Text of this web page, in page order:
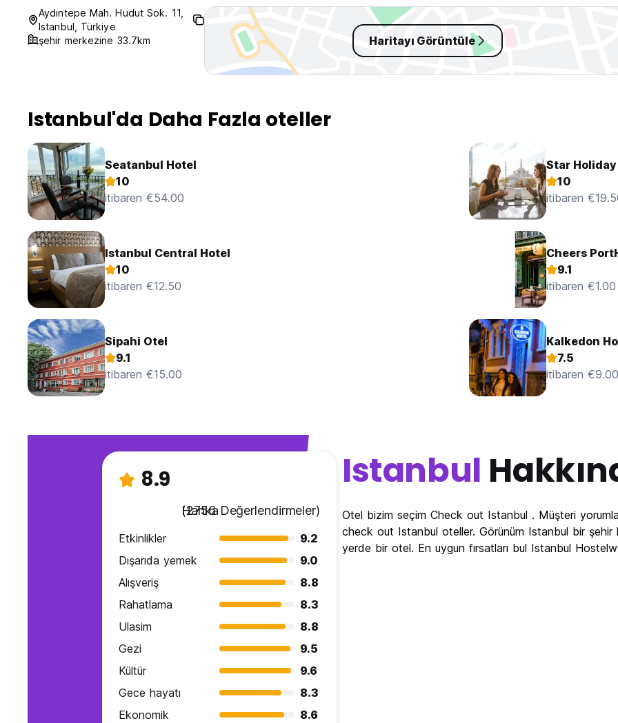
Breakfast not included.
General:
24 hour Reception.
Aydıntepe Mah. Hudut Sok. 11,
Istanbul, Türkiye
şehir merkezine 33.7km
Haritayı Görüntüle
Istanbul'da Daha Fazla oteller
Seatanbul Hotel
10
itibaren €54.00
Star
10
itibaren
Istanbul Central Hotel
10
itibaren €12.50
Cheers
9.1
itibaren €1.00
Sipahi Otel
9.1
itibaren €15.00
Kalkedon
7.5
itibaren €9.00
8.9
Harika
(2756 Değerlendirmeler)
Etkinlikler
9.2
Dışarıda yemek
9.0
Alışveriş
8.8
Rahatlama
8.3
Ulasim
8.8
Gezi
9.5
Kültür
9.6
Gece hayatı
8.3
Ekonomik
8.6
Istanbul
Otel bizim seçim Check out Istanbul . Müşteri
check out Istanbul oteller. Görünüm Istanbul bir
yerde bir otel. En uygun fırsatları bul Istanbul